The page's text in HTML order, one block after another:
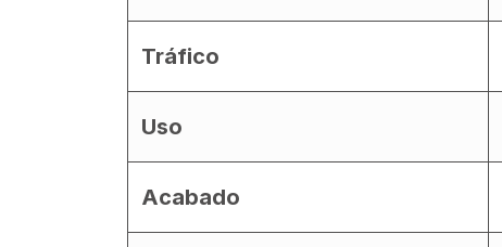
Tráfico
Uso
Acabado